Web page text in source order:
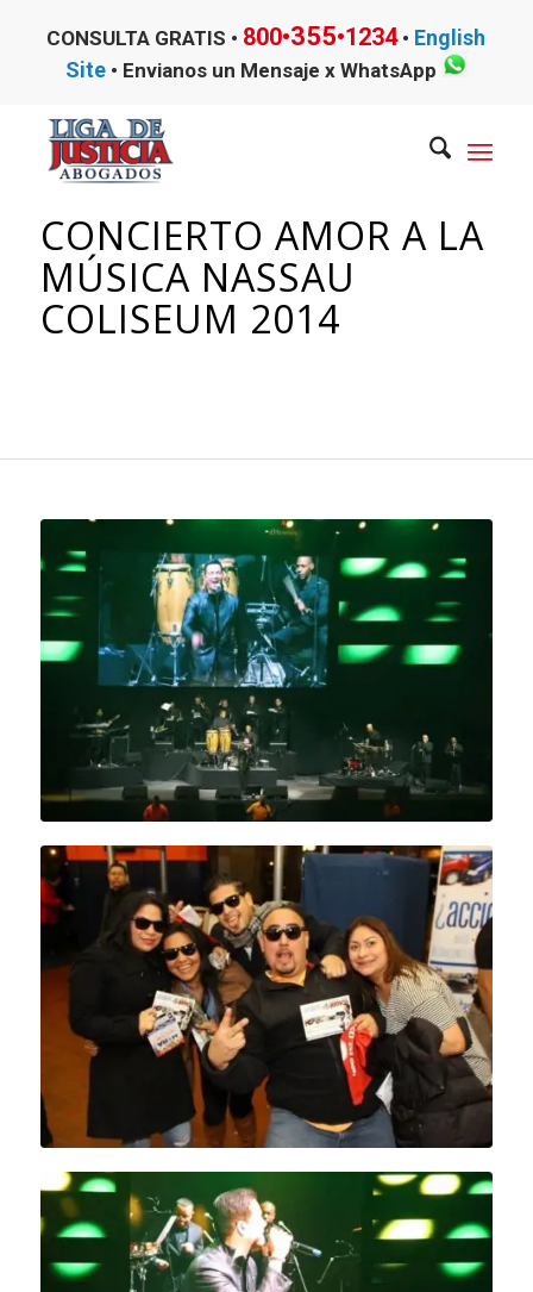
CONSULTA GRATIS • 800•355•1234• English
Site• Envianos un Mensaje x WhatsApp
CONCIERTO AMOR A LA
MÚSICA NASSAU
COLISEUM 2014